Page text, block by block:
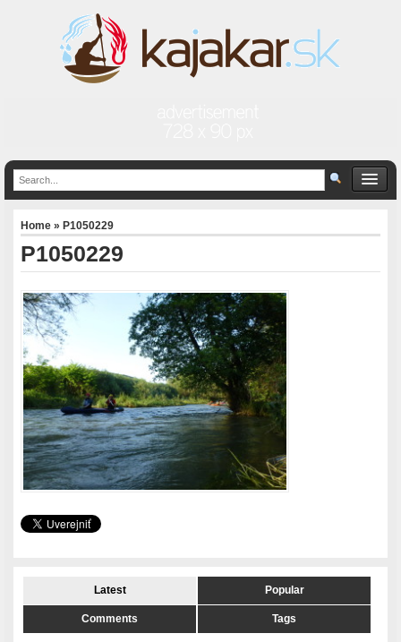
Home » P1050229
P1050229
Latest Popular
Comments Tags